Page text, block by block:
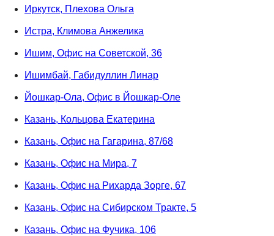
Иркутск, Плехова Ольга
Истра, Климова Анжелика
Ишим, Офис на Советской, 36
Ишимбай, Габидуллин Линар
Йошкар-Ола, Офис в Йошкар-Оле
Казань, Кольцова Екатерина
Казань, Офис на Гагарина, 87/68
Казань, Офис на Мира, 7
Казань, Офис на Рихарда Зорге, 67
Казань, Офис на Сибирском Тракте, 5
Казань, Офис на Фучика, 106